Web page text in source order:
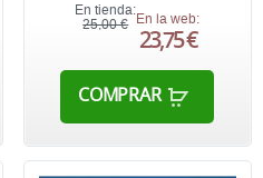
En tienda:
25,00 € En la web:
23,75 €
COMPRAR